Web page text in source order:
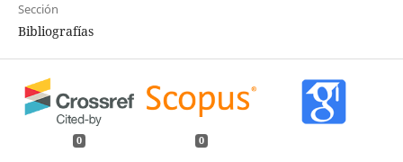
Sección
Bibliografías
0 0